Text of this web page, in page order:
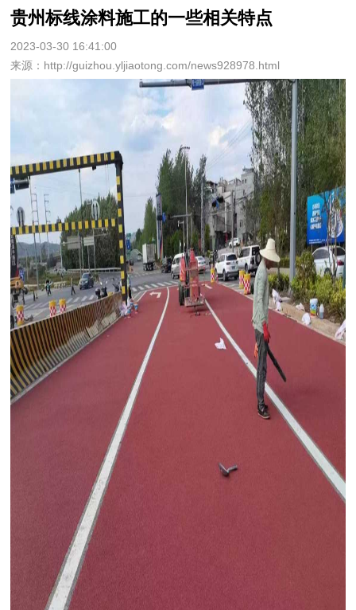
贵州标线涂料施工的一些相关特点
2023-03-30 16:41:00
来源：http://guizhou.yljiaotong.com/news928978.html